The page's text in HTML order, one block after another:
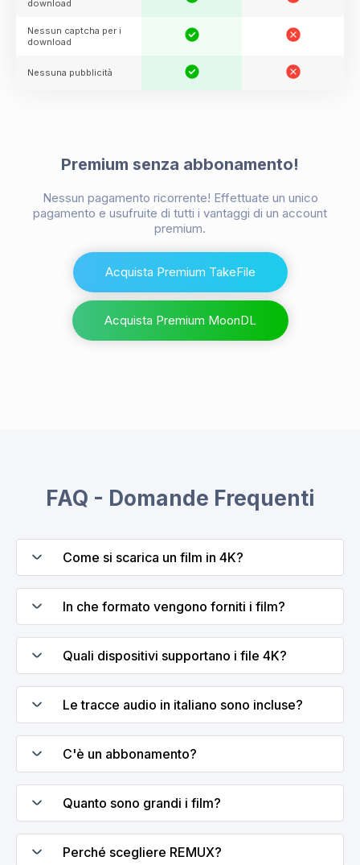
download
Nessun captcha per i
download
Nessuna pubblicità
Premium senza abbonamento!
Nessun pagamento ricorrente! Effettuate un unico
pagamento e usufruite di tutti i vantaggi di un account
premium.
Acquista Premium TakeFile
Acquista Premium MoonDL
FAQ - Domande Frequenti
Come si scarica un film in 4K?
In che formato vengono forniti i film?
Quali dispositivi supportano i file 4K?
Le tracce audio in italiano sono incluse?
C'è un abbonamento?
Quanto sono grandi i film?
Perché scegliere REMUX?